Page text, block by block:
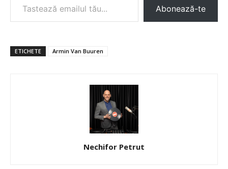
Abonează-te
ETICHETE Armin Van Buuren
Nechifor Petrut